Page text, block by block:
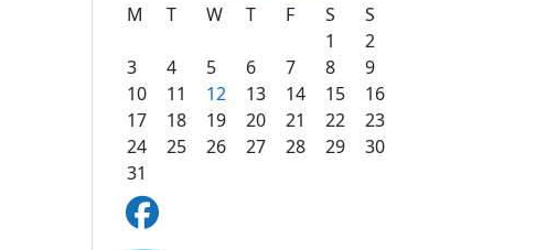
M
T W T F S
S
1
2
3
4 5 6 7 8
9
10
11 12 13 14 15
16
17
18 19 20 21 22
23
24
25 26 27 28 29
30
31